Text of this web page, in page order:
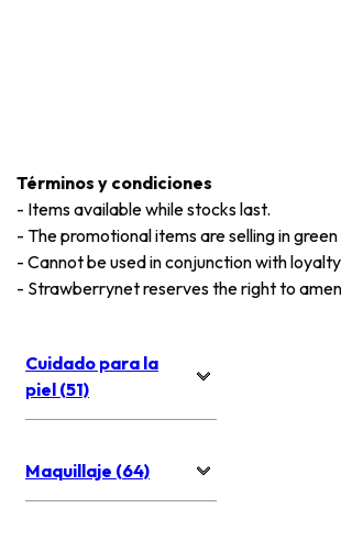
Términos y condiciones
- Items available while stocks last.
- The promotional items are selling in
- Cannot be used in conjunction with
- Strawberrynet reserves the right to
Cuidado para la
piel (51)
Maquillaje (64)